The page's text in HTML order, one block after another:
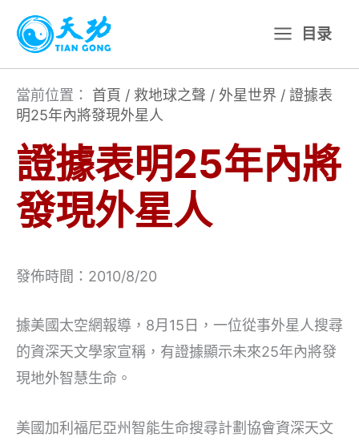
主
目录
當前位置： 首頁 / 救地球之聲 / 外星世界 / 證據表
明25年內將發現外星人
證據表明25年內將
發現外星人
發佈時間：2010/8/20
據美國太空網報導，8月15日，一位從事外星人搜尋
的資深天文學家宣稱，有證據顯示未來25年內將發
現地外智慧生命。
美國加利福尼亞州智能生命搜尋計劃協會資深天文